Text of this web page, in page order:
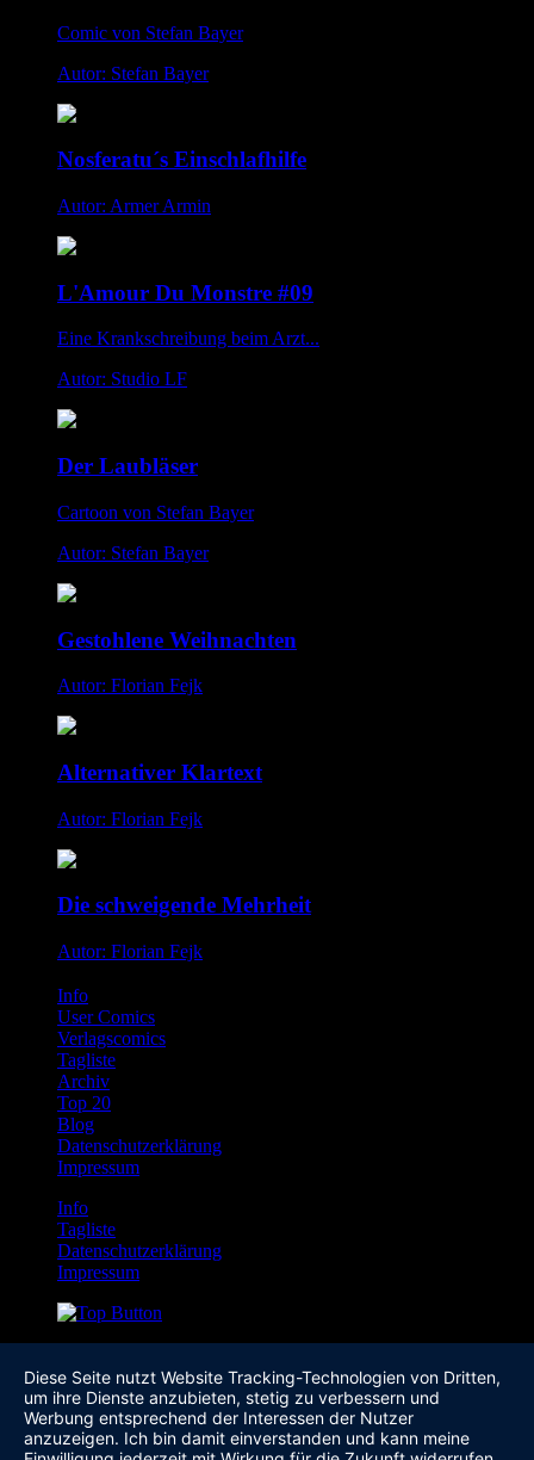
Comic von Stefan Bayer
Autor: Stefan Bayer
Nosferatu´s Einschlafhilfe
Autor: Armer Armin
L'Amour Du Monstre #09
Eine Krankschreibung beim Arzt...
Autor: Studio LF
Der Laubläser
Cartoon von Stefan Bayer
Autor: Stefan Bayer
Gestohlene Weihnachten
Autor: Florian Fejk
Alternativer Klartext
Autor: Florian Fejk
Die schweigende Mehrheit
Autor: Florian Fejk
Info
User Comics
Verlagscomics
Tagliste
Archiv
Top 20
Blog
Datenschutzerklärung
Impressum
Info
Tagliste
Datenschutzerklärung
Impressum
Diese Seite nutzt Website Tracking-Technologien von Dritten,
um ihre Dienste anzubieten, stetig zu verbessern und
Werbung entsprechend der Interessen der Nutzer
anzuzeigen. Ich bin damit einverstanden und kann meine